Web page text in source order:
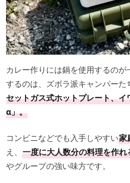
カレー作りには鍋を使用するの
するのは、ズボラ派キャンパーた
セットガス式ホットプレート、
α」。
コンビニなどでも入手しやすい家
え、 一度に大人数分の料理を作れ
やグループの強い味方です。